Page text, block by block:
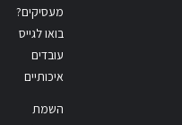
מעסיקים?
בואו לגייס
עובדים
איכותיים
השמת